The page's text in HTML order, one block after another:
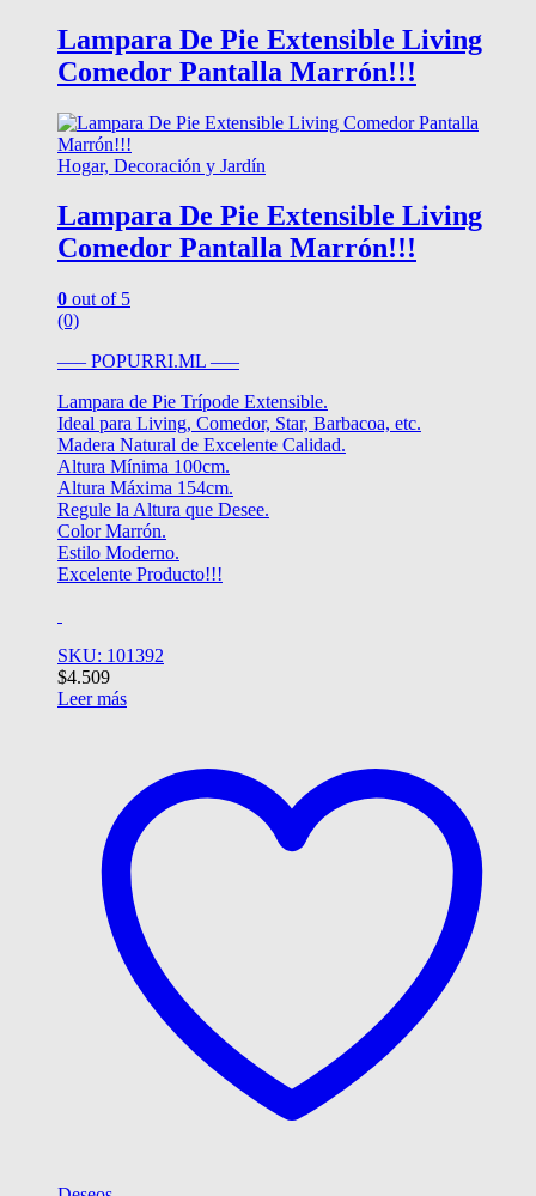
Lampara De Pie Extensible Living
Comedor Pantalla Marrón!!!
Hogar, Decoración y Jardín
Lampara De Pie Extensible Living
Comedor Pantalla Marrón!!!
0 out of 5
(0)
—– POPURRI.ML —–
Lampara de Pie Trípode Extensible.
Ideal para Living, Comedor, Star, Barbacoa, etc.
Madera Natural de Excelente Calidad.
Altura Mínima 100cm.
Altura Máxima 154cm.
Regule la Altura que Desee.
Color Marrón.
Estilo Moderno.
Excelente Producto!!!
SKU: 101392
$4.509
Leer más